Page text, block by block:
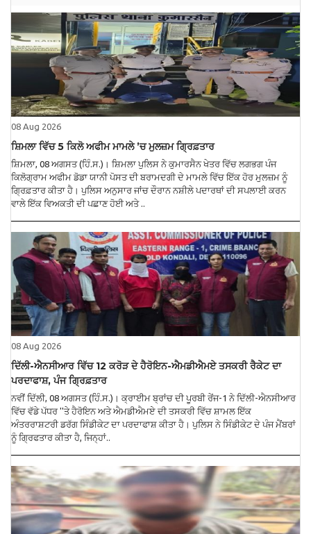
08 Aug 2026
ਸ਼ਿਮਲਾ ਵਿੱਚ 5 ਕਿਲੋ ਅਫੀਮ ਮਾਮਲੇ ’ਚ ਮੁਲਜ਼ਮ ਗ੍ਰਿਫ਼ਤਾਰ
ਸ਼ਿਮਲਾ, 08 ਅਗਸਤ (ਹਿੰ.ਸ.)। ਸ਼ਿਮਲਾ ਪੁਲਿਸ ਨੇ ਕੁਮਾਰਸੈਨ ਖੇਤਰ ਵਿੱਚ ਲਗਭਗ ਪੰਜ
ਕਿਲੋਗ੍ਰਾਮ ਅਫੀਮ ਡੋਡਾ ਯਾਨੀ ਪੋਸਤ ਦੀ ਬਰਾਮਦਗੀ ਦੇ ਮਾਮਲੇ ਵਿੱਚ ਇੱਕ ਹੋਰ ਮੁਲਜ਼ਮ ਨੂੰ
ਗ੍ਰਿਫ਼ਤਾਰ ਕੀਤਾ ਹੈ। ਪੁਲਿਸ ਅਨੁਸਾਰ ਜਾਂਚ ਦੌਰਾਨ ਨਸ਼ੀਲੇ ਪਦਾਰਥਾਂ ਦੀ ਸਪਲਾਈ ਕਰਨ
ਵਾਲੇ ਇੱਕ ਵਿਅਕਤੀ ਦੀ ਪਛਾਣ ਹੋਈ ਅਤੇ ..
08 Aug 2026
ਦਿੱਲੀ-ਐਨਸੀਆਰ ਵਿੱਚ 12 ਕਰੋੜ ਦੇ ਹੈਰੋਇਨ-ਐਮਡੀਐਮਏ ਤਸਕਰੀ ਰੈਕੇਟ ਦਾ
ਪਰਦਾਫਾਸ਼, ਪੰਜ ਗ੍ਰਿਫ਼ਤਾਰ
ਨਵੀਂ ਦਿੱਲੀ, 08 ਅਗਸਤ (ਹਿੰ.ਸ.)। ਕ੍ਰਾਈਮ ਬ੍ਰਾਂਚ ਦੀ ਪੂਰਬੀ ਰੇਂਜ-1 ਨੇ ਦਿੱਲੀ-ਐਨਸੀਆਰ
ਵਿੱਚ ਵੱਡੇ ਪੱਧਰ ''ਤੇ ਹੈਰੋਇਨ ਅਤੇ ਐਮਡੀਐਮਏ ਦੀ ਤਸਕਰੀ ਵਿੱਚ ਸ਼ਾਮਲ ਇੱਕ
ਅੰਤਰਰਾਸ਼ਟਰੀ ਡਰੱਗ ਸਿੰਡੀਕੇਟ ਦਾ ਪਰਦਾਫਾਸ਼ ਕੀਤਾ ਹੈ। ਪੁਲਿਸ ਨੇ ਸਿੰਡੀਕੇਟ ਦੇ ਪੰਜ ਮੈਂਬਰਾਂ
ਨੂੰ ਗ੍ਰਿਫਤਾਰ ਕੀਤਾ ਹੈ, ਜਿਨ੍ਹਾਂ..